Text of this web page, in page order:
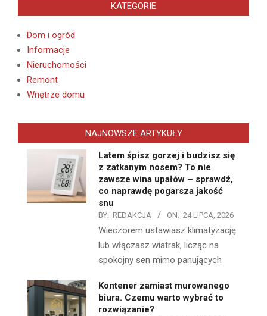
KATEGORIE
Dom i ogród
Informacje
Nieruchomości
Remont
Wnętrze domu
NAJNOWSZE ARTYKUŁY
Latem śpisz gorzej i budzisz się
z zatkanym nosem? To nie
zawsze wina upałów – sprawdź,
co naprawdę pogarsza jakość
snu
BY: REDAKCJA ON: 24 LIPCA, 2026
Wieczorem ustawiasz klimatyzację
lub włączasz wiatrak, licząc na
spokojny sen mimo panujących
Kontener zamiast murowanego
biura. Czemu warto wybrać to
rozwiązanie?